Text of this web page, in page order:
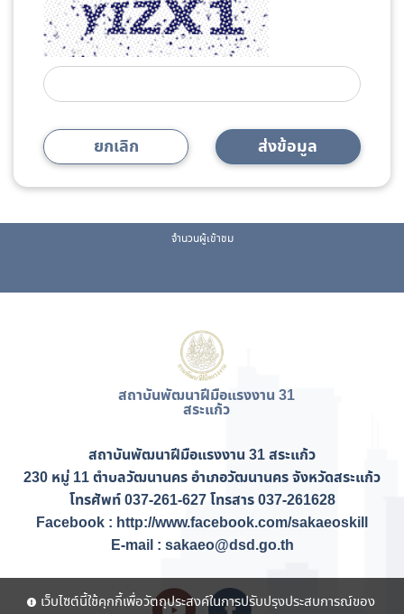
ยกเลิก ส่งข้อมูล
จำนวนผู้เข้าชม
สถาบันพัฒนาฝีมือแรงงาน 31
สระแก้ว
สถาบันพัฒนาฝีมือแรงงาน 31 สระแก้ว
230 หมู่ 11 ตำบลวัฒนานคร อำเภอวัฒนานคร จังหวัดสระแก้ว
โทรศัพท์ 037-261-627 โทรสาร 037-261628
Facebook : http://www.facebook.com/sakaeoskill
E-mail : sakaeo@dsd.go.th
เว็บไซต์นี้ใช้คุกกี้เพื่อวัตถุประสงค์ในการปรับปรุงประสบการณ์ของ